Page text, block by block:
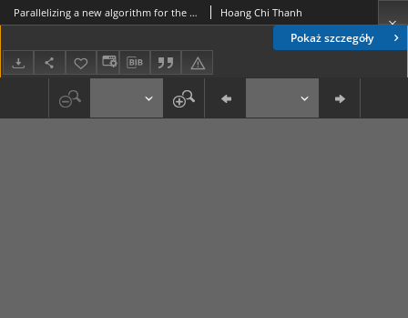
Pokaż szczegóły
Parallelizing a new algorithm for the set partition problem Hoang Chi Thanh